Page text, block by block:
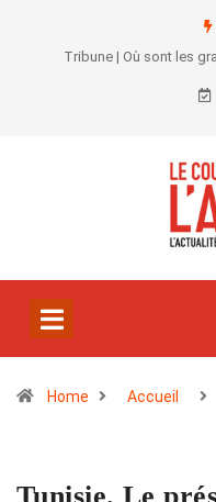
Tribune | Où sont les
Home Accueil